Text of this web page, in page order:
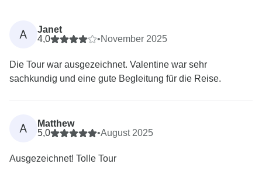
A
Janet
4,0
•November 2025
Die Tour war ausgezeichnet. Valentine war sehr
sachkundig und eine gute Begleitung für die Reise.
A
Matthew
5,0
•August 2025
Ausgezeichnet! Tolle Tour